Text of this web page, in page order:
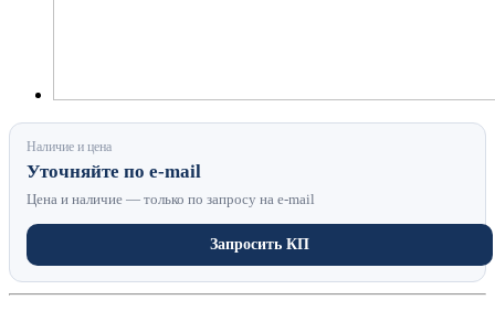
Наличие и цена
Уточняйте по e-mail
Цена и наличие — только по запросу на e-mail
Запросить КП